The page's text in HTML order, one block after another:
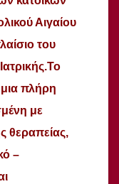
Αιγαίου
του
Το
πλήρη
με
θεραπείας,
–